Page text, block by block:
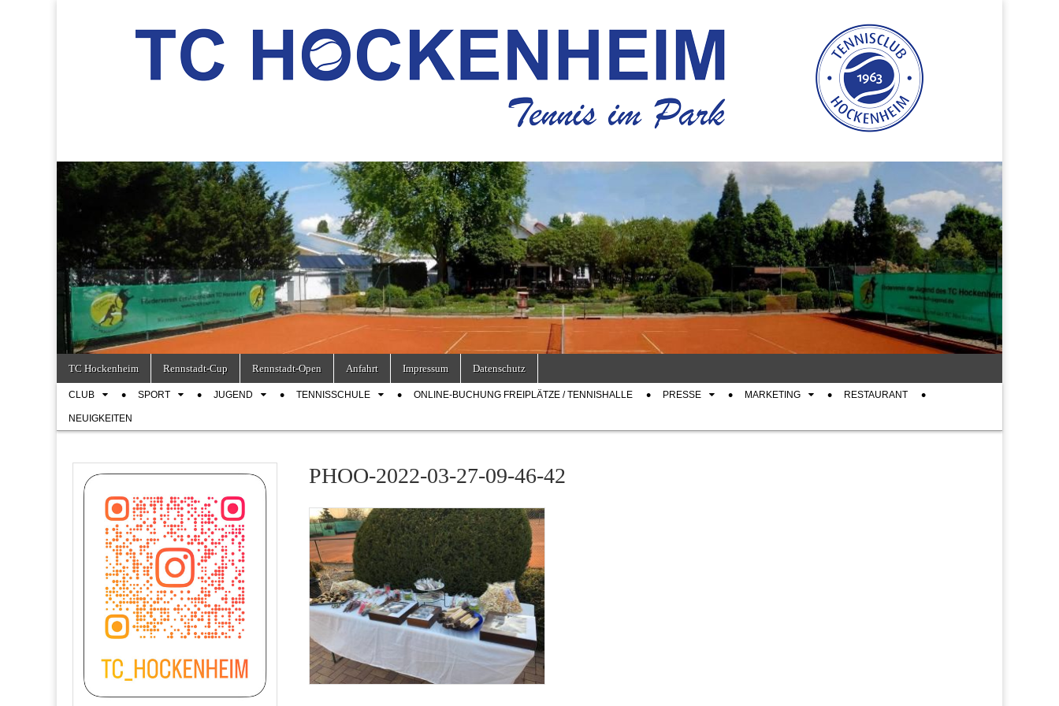
TC Hockenheim
Main
menu
content
TC Hockenheim Rennstadt-Cup Rennstadt-Open Anfahrt Impressum Datenschutz
SubCLUB SPORT JUGEND TENNISSCHULE ONLINE-BUCHUNG FREIPLÄTZE / TENNISHALLE PRESSE MARKETING RESTAURANT
NEUIGKEITEN
PHOO-2022-03-27-09-46-42